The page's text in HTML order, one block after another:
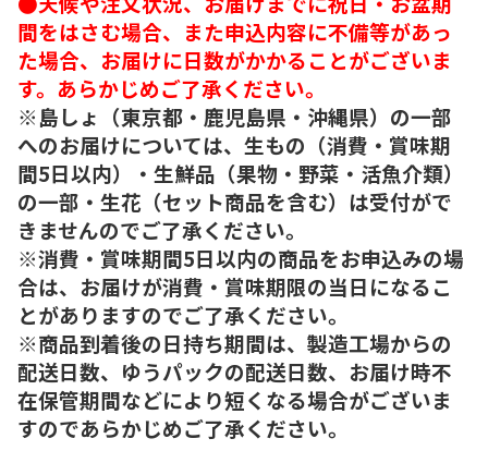
間をはさむ場合、また申込内容に不備等があっ
た場合、お届けに日数がかかることがございま
す。あらかじめご了承ください。
※島しょ（東京都・鹿児島県・沖縄県）の一部
へのお届けについては、生もの（消費・賞味期
間5日以内）・生鮮品（果物・野菜・活魚介類）
の一部・生花（セット商品を含む）は受付がで
きませんのでご了承ください。
※消費・賞味期間5日以内の商品をお申込みの場
合は、お届けが消費・賞味期限の当日になるこ
とがありますのでご了承ください。
※商品到着後の日持ち期間は、製造工場からの
配送日数、ゆうパックの配送日数、お届け時不
在保管期間などにより短くなる場合がございま
すのであらかじめご了承ください。